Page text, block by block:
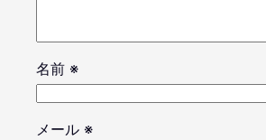
名前 ※
メール ※